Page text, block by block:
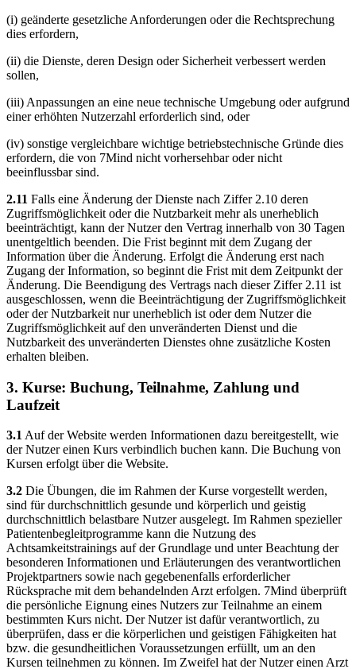
(i) geänderte gesetzliche Anforderungen oder die Rechtsprechung
dies erfordern,
(ii) die Dienste, deren Design oder Sicherheit verbessert werden
sollen,
(iii) Anpassungen an eine neue technische Umgebung oder aufgrund
einer erhöhten Nutzerzahl erforderlich sind, oder
(iv) sonstige vergleichbare wichtige betriebstechnische Gründe dies
erfordern, die von 7Mind nicht vorhersehbar oder nicht
beeinflussbar sind.
2.11 Falls eine Änderung der Dienste nach Ziffer 2.10 deren
Zugriffsmöglichkeit oder die Nutzbarkeit mehr als unerheblich
beeinträchtigt, kann der Nutzer den Vertrag innerhalb von 30 Tagen
unentgeltlich beenden. Die Frist beginnt mit dem Zugang der
Information über die Änderung. Erfolgt die Änderung erst nach
Zugang der Information, so beginnt die Frist mit dem Zeitpunkt der
Änderung. Die Beendigung des Vertrags nach dieser Ziffer 2.11 ist
ausgeschlossen, wenn die Beeinträchtigung der Zugriffsmöglichkeit
oder der Nutzbarkeit nur unerheblich ist oder dem Nutzer die
Zugriffsmöglichkeit auf den unveränderten Dienst und die
Nutzbarkeit des unveränderten Dienstes ohne zusätzliche Kosten
erhalten bleiben.
3. Kurse: Buchung, Teilnahme, Zahlung und
Laufzeit
3.1 Auf der Website werden Informationen dazu bereitgestellt, wie
der Nutzer einen Kurs verbindlich buchen kann. Die Buchung von
Kursen erfolgt über die Website.
3.2 Die Übungen, die im Rahmen der Kurse vorgestellt werden,
sind für durchschnittlich gesunde und körperlich und geistig
durchschnittlich belastbare Nutzer ausgelegt. Im Rahmen spezieller
Patientenbegleitprogramme kann die Nutzung des
Achtsamkeitstrainings auf der Grundlage und unter Beachtung der
besonderen Informationen und Erläuterungen des verantwortlichen
Projektpartners sowie nach gegebenenfalls erforderlicher
Rücksprache mit dem behandelnden Arzt erfolgen. 7Mind überprüft
die persönliche Eignung eines Nutzers zur Teilnahme an einem
bestimmten Kurs nicht. Der Nutzer ist dafür verantwortlich, zu
überprüfen, dass er die körperlichen und geistigen Fähigkeiten hat
bzw. die gesundheitlichen Voraussetzungen erfüllt, um an den
Kursen teilnehmen zu können. Im Zweifel hat der Nutzer einen Arzt